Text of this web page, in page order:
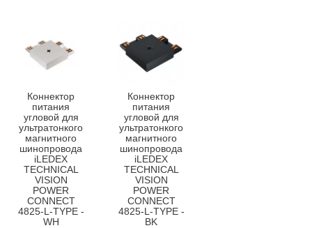
Коннектор
питания
угловой для
ультратонкого
магнитного
шинопровода
iLEDEX
TECHNICAL
VISION
POWER
CONNECT
4825-L-TYPE -
WH
Коннектор
питания
угловой для
ультратонкого
магнитного
шинопровода
iLEDEX
TECHNICAL
VISION
POWER
CONNECT
4825-L-TYPE -
BK